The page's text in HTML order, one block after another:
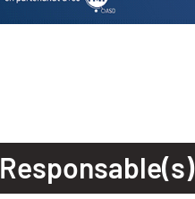
Responsable(s)